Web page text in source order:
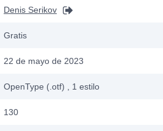
Denis Serikov
Gratis
22 de mayo de 2023
OpenType (.otf) , 1 estilo
130